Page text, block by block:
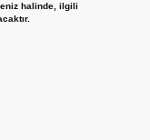
halinde, ilgili